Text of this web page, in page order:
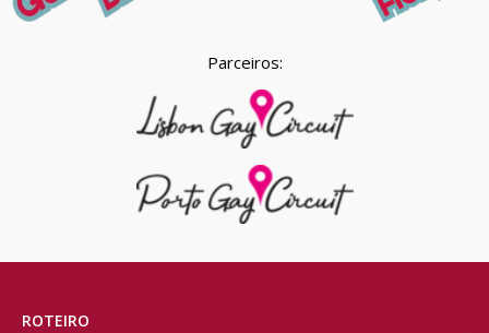
Parceiros:
ROTEIRO